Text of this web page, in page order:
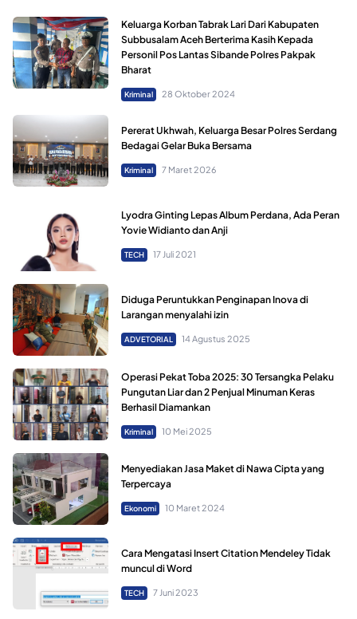
Keluarga Korban Tabrak Lari Dari Kabupaten
Subbusalam Aceh Berterima Kasih Kepada
Personil Pos Lantas Sibande Polres Pakpak
Bharat
Kriminal 28 Oktober 2024
Pererat Ukhwah, Keluarga Besar Polres Serdang
Bedagai Gelar Buka Bersama
Kriminal 7 Maret 2026
Lyodra Ginting Lepas Album Perdana, Ada Peran
Yovie Widianto dan Anji
TECH 17 Juli 2021
Diduga Peruntukkan Penginapan Inova di
Larangan menyalahi izin
ADVETORIAL 14 Agustus 2025
Operasi Pekat Toba 2025: 30 Tersangka Pelaku
Pungutan Liar dan 2 Penjual Minuman Keras
Berhasil Diamankan
Kriminal 10 Mei 2025
Menyediakan Jasa Maket di Nawa Cipta yang
Terpercaya
Ekonomi 10 Maret 2024
Cara Mengatasi Insert Citation Mendeley Tidak
muncul di Word
TECH 7 Juni 2023